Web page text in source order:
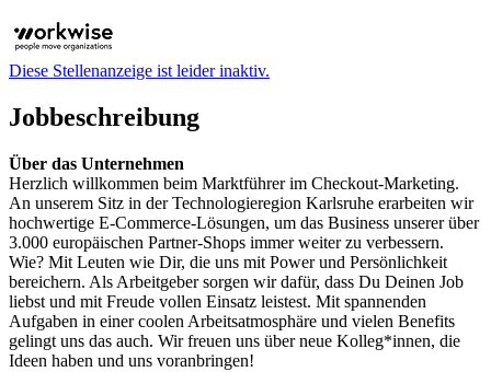
Diese Stellenanzeige ist leider inaktiv.
Jobbeschreibung
Über das Unternehmen
Herzlich willkommen beim Marktführer im Checkout-Marketing.
An unserem Sitz in der Technologieregion Karlsruhe erarbeiten wir
hochwertige E-Commerce-Lösungen, um das Business unserer über
3.000 europäischen Partner-Shops immer weiter zu verbessern.
Wie? Mit Leuten wie Dir, die uns mit Power und Persönlichkeit
bereichern. Als Arbeitgeber sorgen wir dafür, dass Du Deinen Job
liebst und mit Freude vollen Einsatz leistest. Mit spannenden
Aufgaben in einer coolen Arbeitsatmosphäre und vielen Benefits
gelingt uns das auch. Wir freuen uns über neue Kolleg*innen, die
Ideen haben und uns voranbringen!